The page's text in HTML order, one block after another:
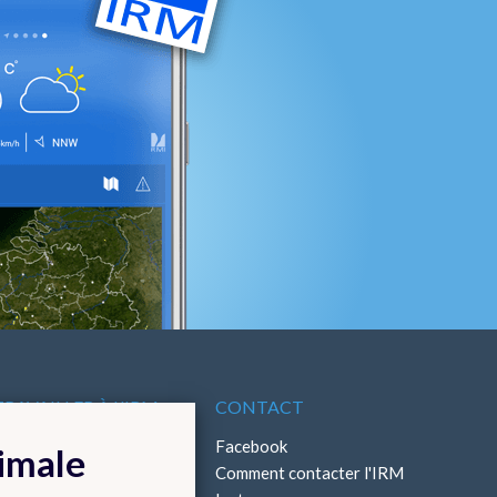
À L'IRM
d'emploi
CONTACT
Facebook
Comment contacter l'IRM